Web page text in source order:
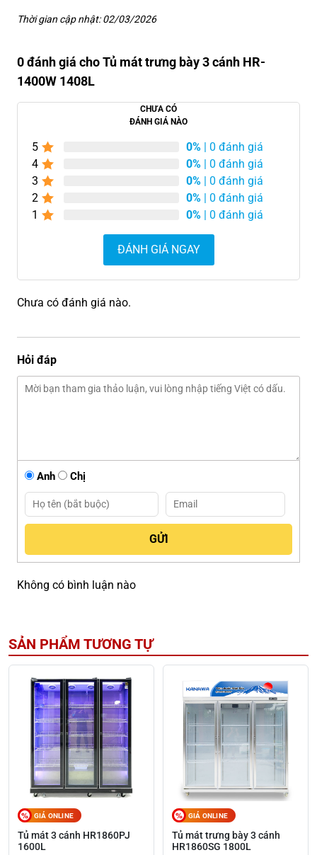
Thời gian cập nhật: 02/03/2026
0 đánh giá cho Tủ mát trưng bày 3 cánh HR-
1400W 1408L
CHƯA CÓ
ĐÁNH GIÁ NÀO
5 0% | 0 đánh giá
4
0% | 0 đánh giá
3
0% | 0 đánh giá
2
0% | 0 đánh giá
1
0% | 0 đánh giá
ĐÁNH GIÁ NGAY
Chưa có đánh giá nào.
Hỏi đáp
Anh Chị
Không có bình luận nào
SẢN PHẨM TƯƠNG TỰ
GIÁ ONLINE
Tủ mát 3 cánh HR1860PJ
1600L
GIÁ ONLINE
Tủ mát trưng bày 3 cánh
HR1860SG 1800L